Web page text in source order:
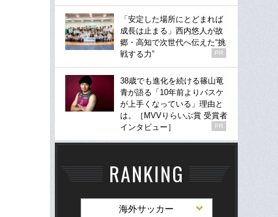
「安定した場所にとどまれば
成長は止まる」西内悠人が故
郷・高知で次世代へ伝えた“挑
戦する力”
PR
38歳でも進化を続ける篠山竜
青が語る「10年前よりバスケ
が上手くなっている」理由と
は。［MVVりらいぶ賞 受賞者
インタビュー］
PR
RANKING
海外サッカー